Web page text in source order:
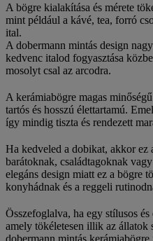
A bögre kialakítása és mérete
mint például a kávé, tea, forró
ital.
A dobermann mintás design
kedvenc italod fogyasztása
mosolyt csal az arcodra.
A kerámiabögre magas
tartós és hosszú élettartamú.
így mindig tiszta és rendezett
Ha kedveled a dobikat, akkor ez
barátoknak, családtagoknak
elegáns design miatt ez a bögre
konyhádnak és a reggeli
Összefoglalva, ha egy stílusos
amely tökéletesen illik az állatok
dobermann mintás